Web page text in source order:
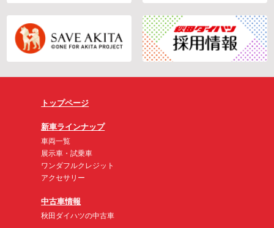
トップページ
新車ラインナップ
車両一覧
展示車・試乗車
ワンダフルクレジット
アクセサリー
中古車情報
秋田ダイハツの中古車